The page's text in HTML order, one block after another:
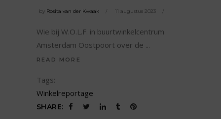
by Rosita van der Kwaak 11 augustus 2023
Wie bij W.O.L.F. in buurtwinkelcentrum
Amsterdam Oostpoort over de
READ MORE
Tags:
Winkelreportage
SHARE: